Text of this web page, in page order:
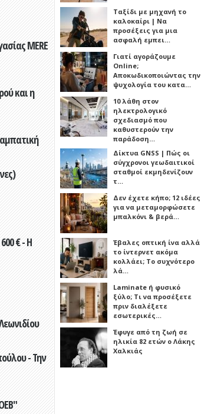
MERE
και η
€ - Η
- Την
Ταξίδι με μηχανή το
καλοκαίρι | Να
προσέξεις για μια
ασφαλή εμπει…
Γιατί αγοράζουμε
Online;
Αποκωδικοποιώντας την
ψυχολογία του κατα…
10 λάθη στον
ηλεκτρολογικό
σχεδιασμό που
καθυστερούν την
παράδοση…
Δίκτυα GNSS | Πώς οι
σύγχρονοι γεωδαιτικοί
σταθμοί εκμηδενίζουν
τ…
Δεν έχετε κήπο; 12 ιδέες
για να μεταμορφώσετε
μπαλκόνι & βερά…
Έβαλες οπτική ίνα αλλά
το ίντερνετ ακόμα
κολλάει; Το συχνότερο
λά…
Laminate ή φυσικό
ξύλο; Τι να προσέξετε
πριν διαλέξετε
εσωτερικές…
Έφυγε από τη ζωή σε
ηλικία 82 ετών ο Λάκης
Χαλκιάς